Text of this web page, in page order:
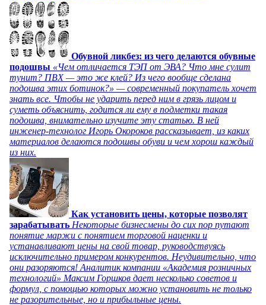
Обувной ликбез: из чего делаются обувные
подошвы «Чем отличается ТЭП от ЭВА? Что мне сулит
тунит? ПВХ — это же клей? Из чего вообще сделана
подошва этих ботинок?» — современный покупатель хочет
знать все. Чтобы не ударить перед ним в грязь лицом и
суметь объяснить, годится ли ему в подметки такая
подошва, внимательно изучите эту статью. В ней
инженер-технолог Игорь Окороков рассказывает, из каких
материалов делаются подошвы обуви и чем хорош каждый
из них.
Как установить цены, которые позволят
зарабатывать Некоторые бизнесмены до сих пор путают
понятие маржи с понятием торговой наценки и
устанавливают цены на свой товар, руководствуясь
исключительно примером конкурентов. Неудивительно, что
они разоряются! Аналитик компании «Академия розничных
технологий» Максим Горшков дает несколько советов и
формул, с помощью которых можно установить не только
не разорительные, но и прибыльные цены.